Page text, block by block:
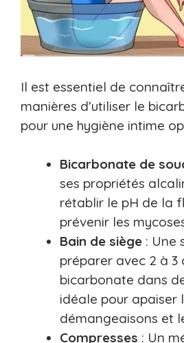
Il est essentiel de
manières d’utiliser le
pour une hygiène intime
Bicarbonate de
ses propriétés
rétablir le pH de la
prévenir les
Bain de siège : Une
préparer avec 2 à 3
bicarbonate dans
idéale pour apaiser
démangeaisons et
Compresses : Un